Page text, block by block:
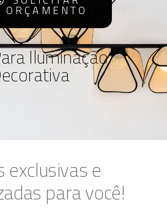
Iluminação
ORÇAMENTO
exclusivas e
para você!